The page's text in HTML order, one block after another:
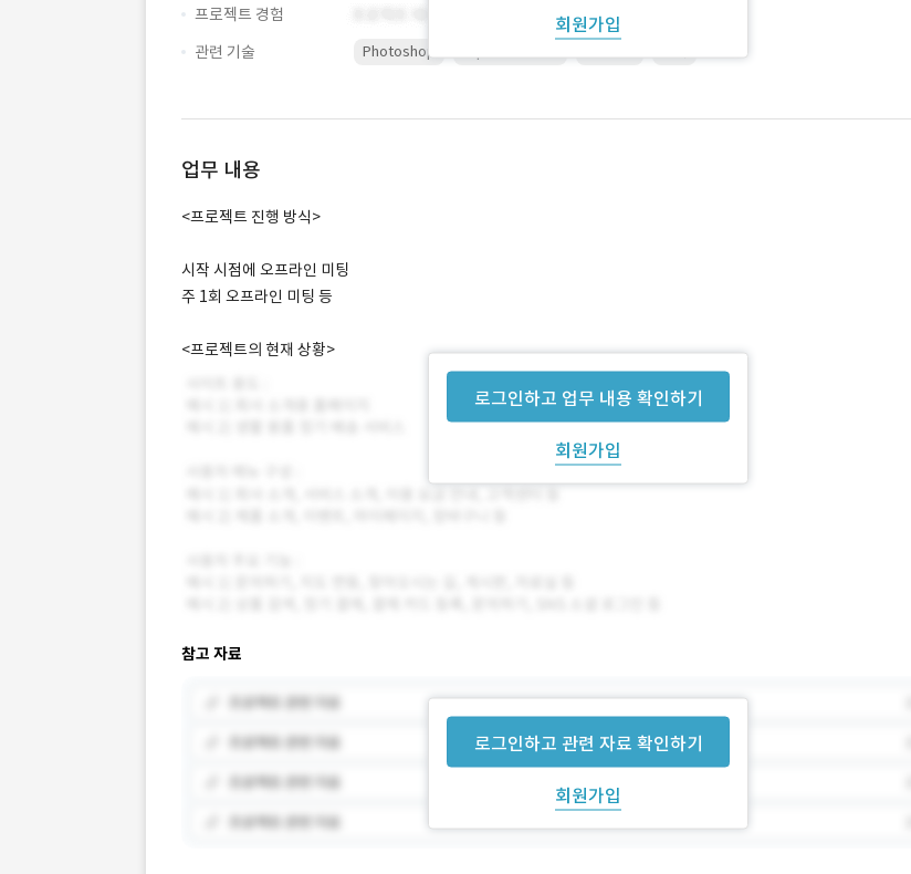
회원가입
프로젝트 경험
관련 기술
Photoshop
업무 내용
로그인하고 업무 내용 확인하기
회원가입
<프로젝트 진행 방식>
시작 시점에 오프라인 미팅
주 1회 오프라인 미팅 등
<프로젝트의 현재 상황>
참고 자료
로그인하고 관련 자료 확인하기
회원가입